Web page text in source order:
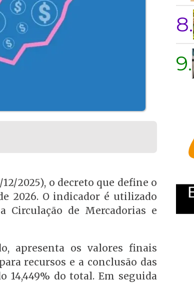
2025), o decreto que define o
2026. O indicador é utilizado
Circulação de Mercadorias e
apresenta os valores finais
recursos e a conclusão das
14,449% do total. Em seguida
8.
9.